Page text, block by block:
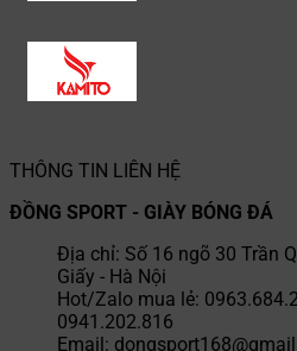
THÔNG TIN LIÊN HỆ
ĐỒNG SPORT - GIÀY BÓNG ĐÁ
Địa chỉ: Số 16 ngõ 30 Trần
Giấy - Hà Nội
Hot/Zalo mua lẻ:
0941.202.816
Email: